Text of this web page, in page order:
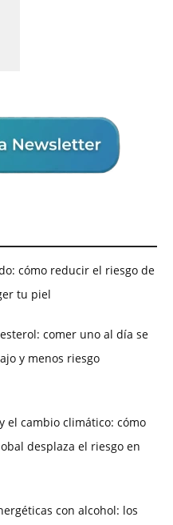
cómo reducir el riesgo de
tu piel
comer uno al día se
y menos riesgo
el cambio climático: cómo
desplaza el riesgo en
con alcohol: los